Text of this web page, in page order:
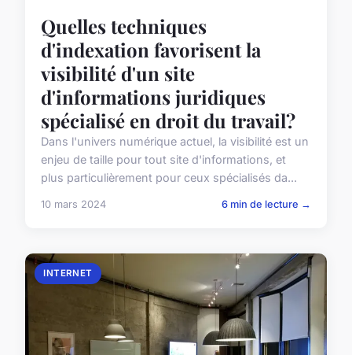
Quelles techniques
d'indexation favorisent la
visibilité d'un site
d'informations juridiques
spécialisé en droit du travail?
Dans l'univers numérique actuel, la visibilité est un
enjeu de taille pour tout site d'informations, et
plus particulièrement pour ceux spécialisés da...
10 mars 2024 6 min de lecture →
INTERNET